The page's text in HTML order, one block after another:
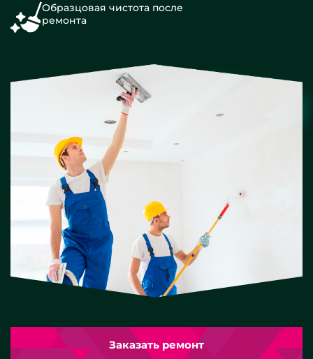
Образцовая чистота после
ремонта
Заказать ремонт